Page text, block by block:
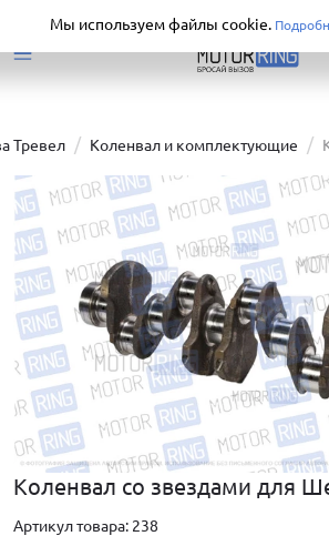
Тревел Коленвал и комплектующие
Коленвал со звездами для
Артикул товара: 238
Мы используем файлы cookie.